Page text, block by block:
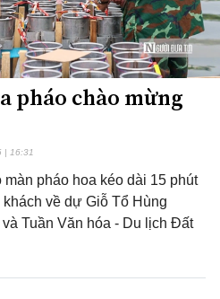
pháo chào mừng
| 16:31
pháo hoa kéo dài 15 phút
về dự Giỗ Tổ Hùng
Tuần Văn hóa - Du lịch Đất